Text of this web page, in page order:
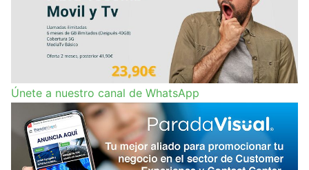
Únete a nuestro canal de WhatsApp